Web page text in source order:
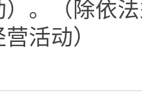
。（除依
活动）